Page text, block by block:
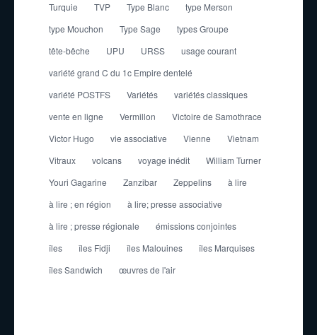
Turquie
TVP Type Blanc
type Merson
type Mouchon
Type Sage
types Groupe
tête-bêche
UPU URSS
usage courant
variété grand C du 1c Empire dentelé
variété POSTFS
Variétés
variétés classiques
vente en ligne
Vermillon
Victoire de Samothrace
Victor Hugo
vie associative Vienne
Vietnam
Vitraux
volcans voyage inédit
William Turner
Youri Gagarine
Zanzibar Zeppelins
à lire
à lire ; en région
à lire; presse associative
à lire ; presse régionale
émissions conjointes
îles
îles Fidji îles Malouines
îles Marquises
îles Sandwich
œuvres de l'air